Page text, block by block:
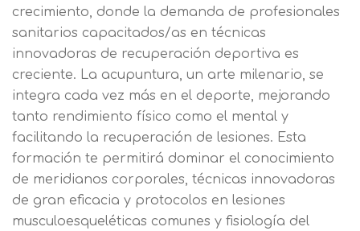
crecimiento, donde la demanda de profesionales
sanitarios capacitados/as en técnicas
innovadoras de recuperación deportiva es
creciente. La acupuntura, un arte milenario, se
integra cada vez más en el deporte, mejorando
tanto rendimiento físico como el mental y
facilitando la recuperación de lesiones. Esta
formación te permitirá dominar el conocimiento
de meridianos corporales, técnicas innovadoras
de gran eficacia y protocolos en lesiones
musculoesqueléticas comunes y fisiología del